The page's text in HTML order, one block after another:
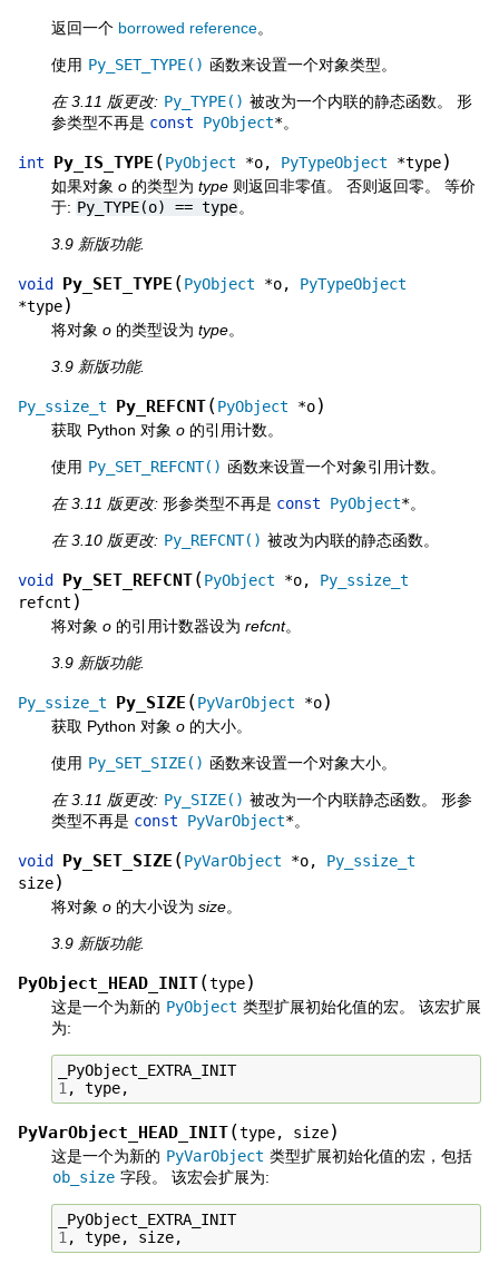
返回一个 borrowed reference。
使用 Py_SET_TYPE() 函数来设置一个对象类型。
在 3.11 版更改: Py_TYPE() 被改为一个内联的静态函数。 形
参类型不再是 const PyObject*。
int Py_IS_TYPE (PyObject *o, PyTypeObject *type)
如果对象 o 的类型为 type 则返回非零值。 否则返回零。 等价
于: Py_TYPE(o) == type。
3.9 新版功能.
void Py_SET_TYPE (PyObject *o, PyTypeObject
*type)
将对象 o 的类型设为 type。
3.9 新版功能.
Py_ssize_t Py_REFCNT(PyObject *o)
获取 Python 对象 o 的引用计数。
使用 Py_SET_REFCNT() 函数来设置一个对象引用计数。
在 3.11 版更改: 形参类型不再是 const PyObject*。
在 3.10 版更改: Py_REFCNT() 被改为内联的静态函数。
void Py_SET_REFCNT(PyObject *o, Py_ssize_t
refcnt )
将对象 o 的引用计数器设为 refcnt。
3.9 新版功能.
Py_ssize_t Py_SIZE (PyVarObject *o)
获取 Python 对象 o 的大小。
使用 Py_SET_SIZE() 函数来设置一个对象大小。
在 3.11 版更改: Py_SIZE() 被改为一个内联静态函数。 形参
类型不再是 const PyVarObject*。
void Py_SET_SIZE (PyVarObject *o, Py_ssize_t
size)
将对象 o 的大小设为 size。
3.9 新版功能.
PyObject_HEAD_INIT(type)
这是一个为新的 PyObject 类型扩展初始化值的宏。 该宏扩展
为:
_PyObject_EXTRA_INIT
1 , type,
PyVarObject_HEAD_INIT(type, size)
这是一个为新的 PyVarObject 类型扩展初始化值的宏，包括
ob_size 字段。 该宏会扩展为:
_PyObject_EXTRA_INIT
1 , type, size,